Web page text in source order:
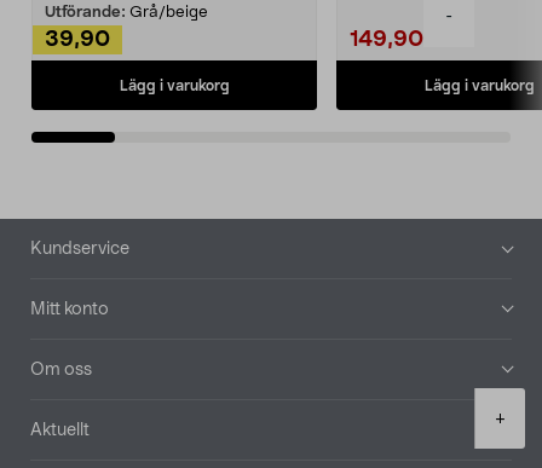
-
+
Utförande: Grå/beige
39,90
Lägg i varukorg
149,90
Lägg i varukorg
Sidfot
Kundservice
Mitt konto
Om oss
Aktuellt